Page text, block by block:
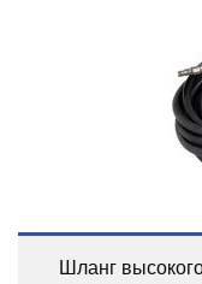
Шланг